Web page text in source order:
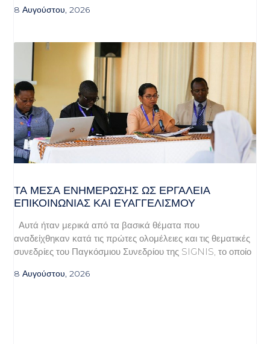
8 Αυγούστου, 2026
ΤΑ ΜΈΣΑ ΕΝΗΜΈΡΩΣΗΣ ΩΣ ΕΡΓΑΛΕΊΑ
ΕΠΙΚΟΙΝΩΝΊΑΣ ΚΑΙ ΕΥΑΓΓΕΛΙΣΜΟΎ
Αυτά ήταν μερικά από τα βασικά θέματα που
αναδείχθηκαν κατά τις πρώτες ολομέλειες και τις θεματικές
συνεδρίες του Παγκόσμιου Συνεδρίου της SIGNIS, το οποίο
8 Αυγούστου, 2026